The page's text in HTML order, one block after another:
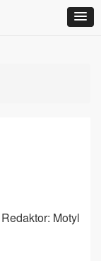
Redaktor: Motyl